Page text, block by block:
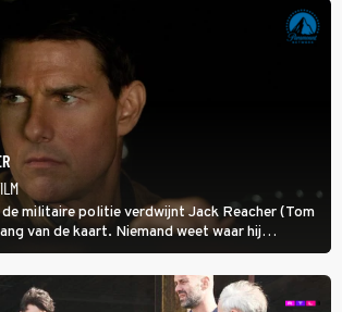
de militaire politie verdwijnt Jack Reacher (Tom
van de kaart. Niemand weet waar hij
James Barr naar hem vraagt.